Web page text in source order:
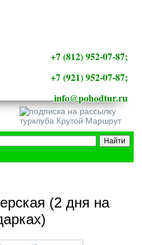
+7 (812) 952-07-87;
+7 (921) 952-07-87;
info@pohodtur.ru
(2 дня на